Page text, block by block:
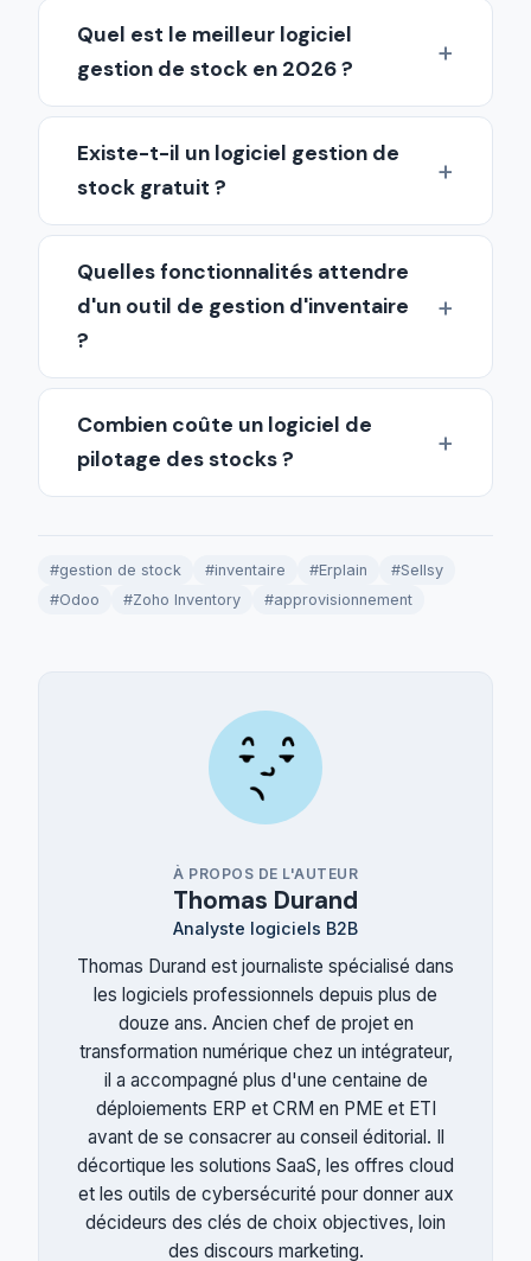
Quel est le meilleur logiciel
gestion de stock en 2026 ?
Existe-t-il un logiciel gestion de
stock gratuit ?
Quelles fonctionnalités attendre
d'un outil de gestion d'inventaire
?
Combien coûte un logiciel de
pilotage des stocks ?
#gestion de stock #inventaire #Erplain
#Sellsy
#Odoo
#Zoho Inventory #approvisionnement
À PROPOS DE L'AUTEUR
Thomas Durand
Analyste logiciels B2B
Thomas Durand est journaliste spécialisé dans
les logiciels professionnels depuis plus de
douze ans. Ancien chef de projet en
transformation numérique chez un intégrateur,
il a accompagné plus d'une centaine de
déploiements ERP et CRM en PME et ETI
avant de se consacrer au conseil éditorial. Il
décortique les solutions SaaS, les offres cloud
et les outils de cybersécurité pour donner aux
décideurs des clés de choix objectives, loin
des discours marketing.